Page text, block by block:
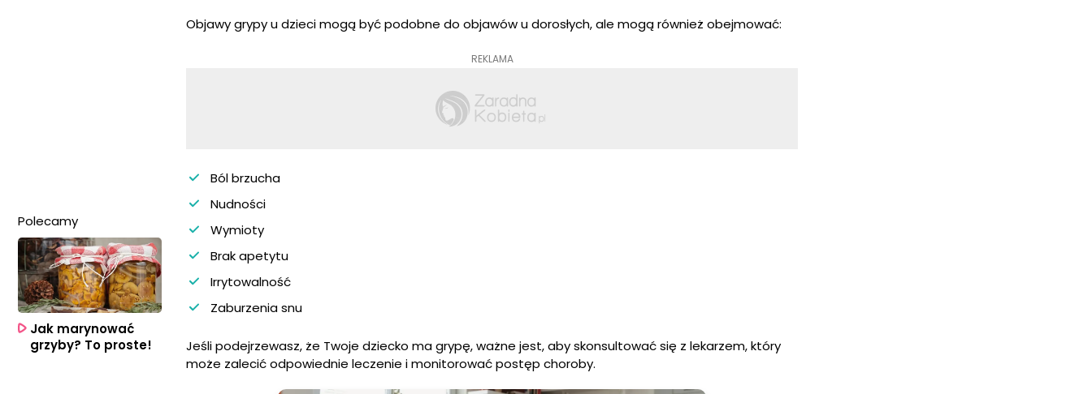
Objawy grypy u dzieci mogą być podobne do objawów u dorosłych, ale mogą również obejmować:
REKLAMA
Ból brzucha
Nudności
Wymioty
Brak apetytu
Irrytowalność
Zaburzenia snu
Jeśli podejrzewasz, że Twoje dziecko ma grypę, ważne jest, aby skonsultować się z lekarzem, który
może zalecić odpowiednie leczenie i monitorować postęp choroby.
Polecamy
Jak marynować
grzyby? To proste!